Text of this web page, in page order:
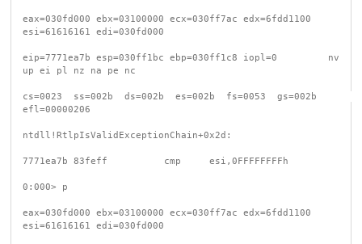
eax=030fd000 ebx=03100000 ecx=030ff7ac edx=6fdd1100
esi=61616161 edi=030fd000
eip=7771ea7b esp=030ff1bc ebp=030ff1c8 iopl=0         nv
up ei pl nz na pe nc
cs=0023  ss=002b  ds=002b  es=002b  fs=0053  gs=002b
efl=00000206
ntdll!RtlpIsValidExceptionChain+0x2d:
7771ea7b 83feff          cmp     esi,0FFFFFFFFh
0:000> p
eax=030fd000 ebx=03100000 ecx=030ff7ac edx=6fdd1100
esi=61616161 edi=030fd000